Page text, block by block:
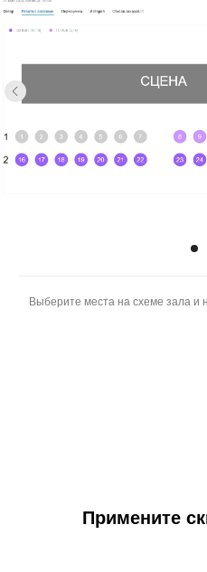
Выберите места на схеме зала и
Примените